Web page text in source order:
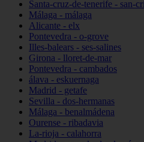
Santa-cruz-de-tenerife - san-
Málaga - málaga
Alicante - elx
Pontevedra - o-grove
Illes-balears - ses-salines
Girona - lloret-de-mar
Pontevedra - cambados
álava - eskuernaga
Madrid - getafe
Sevilla - dos-hermanas
Málaga - benalmádena
Ourense - ribadavia
La-rioja - calahorra